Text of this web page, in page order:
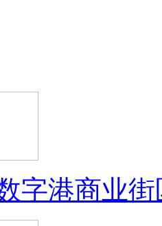
字港商业